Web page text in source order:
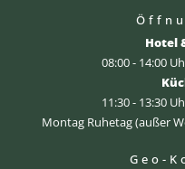
Hotel
08:00 - 14:00
11:30 - 13:30
Montag Ruhetag (außer
Geo-